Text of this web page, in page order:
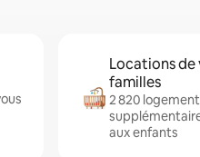
Locations de
familles
2 820
aux enfants